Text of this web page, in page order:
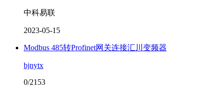
中科易联
2023-05-15
Modbus 485转Profinet网关连接汇川变频器
bjnytx
0/2153